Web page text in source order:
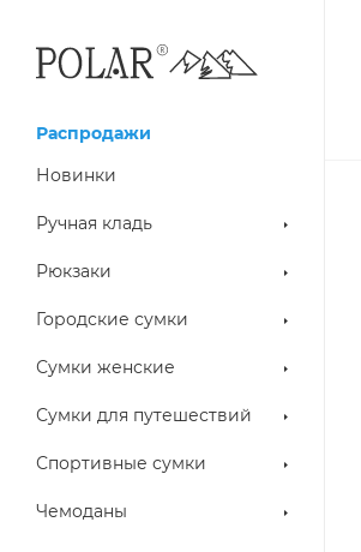
Распродажи
Новинки
Ручная кладь
Рюкзаки
Городские сумки
Сумки женские
Сумки для путешествий
Спортивные сумки
Чемоданы